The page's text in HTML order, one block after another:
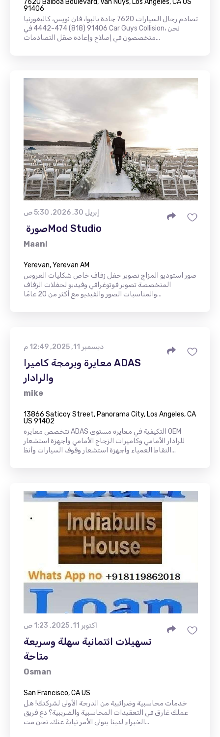
91406
تصادم رجال السيارات 7620 جادة بالبوا، فان نويس، كاليفورنيا
91406 (818) 474-4442 في Car Guys Collision، نحن
متخصصون في إصلاح وإعادة صقل التصادمات...
إبريل 30, 2026, 5:30 ص
Maani
Yerevan, Yerevan AM
صور استوديو المزاج تصوير حفل زفاف خاص شكليات العروس
المتخصصة تصوير فوتوغرافي وفيديو لحفلات الزفاف
والمناسبات الصور والفيديو مع أكثر من 20 عامًا...
ديسمبر 11, 2025, 12:49 م
معايرة وبرمجة كاميرا ADAS
والرادار
mike
13866 Saticoy Street, Panorama City, Los Angeles, CA
US 91402
تتخصص معايرة ADAS التكيفية في معايرة مستوى OEM
للرادار الأمامي وكاميرات الزجاج الأمامي وأجهزة استشعار
النقاط العمياء وأجهزة استشعار وقوف السيارات وأنظ...
أكتوبر 11, 2025, 1:23 ص
تسهيلات ائتمانية سهلة وسريعة
متاحة
Osman
San Francisco, CA US
خدمات محاسبية وضرائبية من الدرجة الأولى لشركتك! هل
عملك غارق في التعقيدات المحاسبية والضريبية؟ دع فريق
الخبراء لدينا يتولى الأمر نيابةً عنك. نحن مت...